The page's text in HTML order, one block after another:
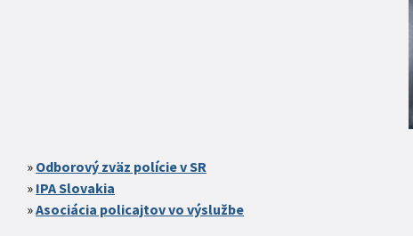
Odborový zväz polície v SR
IPA Slovakia
Asociácia policajtov vo výslužbe